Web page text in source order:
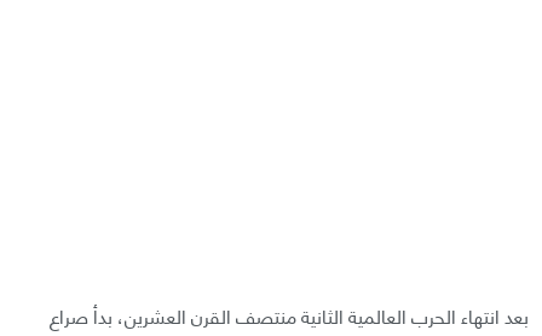
بعد انتهاء الحرب العالمية الثانية منتصف القرن العشرين، بدأ صراع